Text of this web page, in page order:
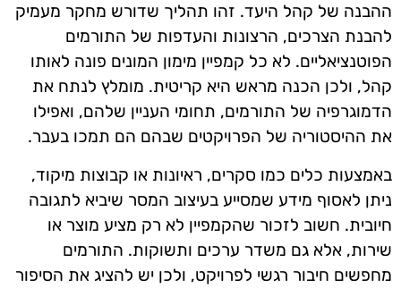
ההבנה של קהל היעד. זהו תהליך שדורש מחקר מעמיק
להבנת הצרכים, הרצונות והעדפות של התורמים
הפוטנציאליים. לא כל קמפיין מימון המונים פונה לאותו
קהל, ולכן הכנה מראש היא קריטית. מומלץ לנתח את
הדמוגרפיה של התורמים, תחומי העניין שלהם, ואפילו
את ההיסטוריה של הפרויקטים שבהם הם תמכו בעבר.
באמצעות כלים כמו סקרים, ראיונות או קבוצות מיקוד,
ניתן לאסוף מידע שמסייע בעיצוב המסר שיביא לתגובה
חיובית. חשוב לזכור שהקמפיין לא רק מציע מוצר או
שירות, אלא גם משדר ערכים ותשוקות. התורמים
מחפשים חיבור רגשי לפרויקט, ולכן יש להציג את הסיפור